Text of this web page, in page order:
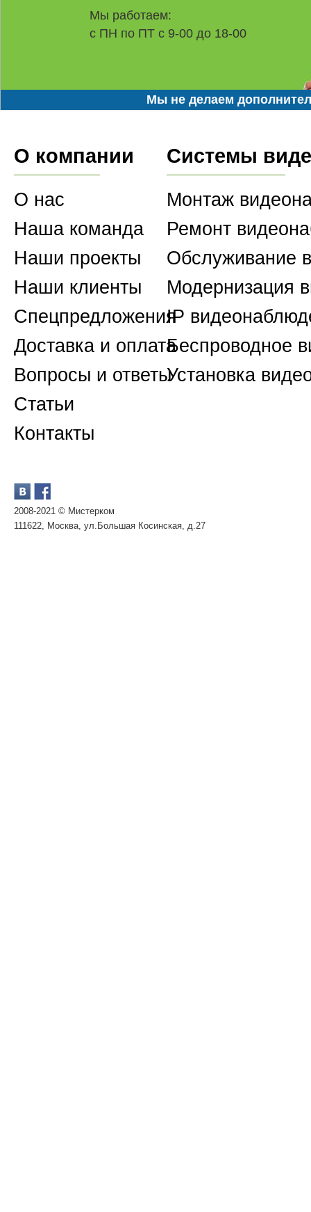
Мы работаем:
с ПН по ПТ с 9-00 до 18-00
Мы не делаем
О компании
О нас
Наша команда
Наши проекты
Наши клиенты
Спецпредложения
Доставка и оплата
Вопросы и ответы
Статьи
Контакты
2008-2021 © Мистерком
111622, Москва, ул.Большая Косинская, д.27
Системы
Монтаж
Ремонт
Обслуживание
Модернизация
IP
Беспроводное
Установка